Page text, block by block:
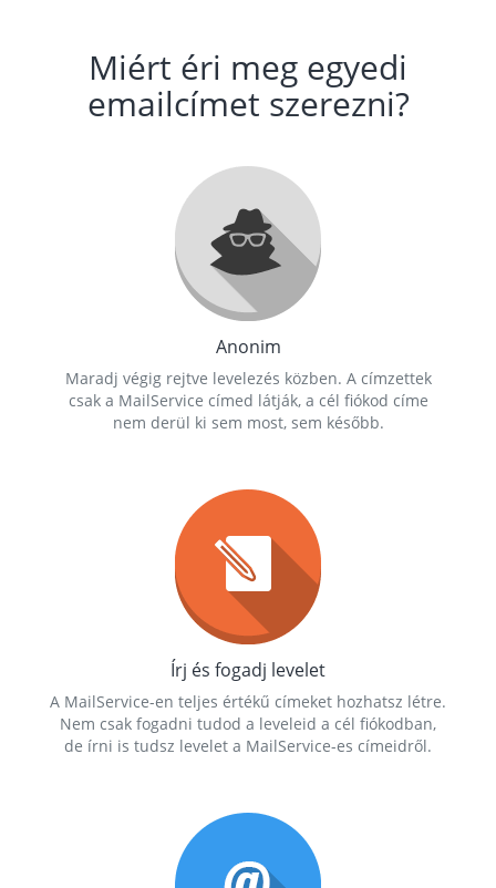
Miért éri meg egyedi
emailcímet szerezni?
Anonim
Maradj végig rejtve levelezés közben. A címzettek
csak a MailService címed látják, a cél fiókod címe
nem derül ki sem most, sem később.
Írj és fogadj levelet
A MailService-en teljes értékű címeket hozhatsz létre.
Nem csak fogadni tudod a leveleid a cél fiókodban,
de írni is tudsz levelet a MailService-es címeidről.